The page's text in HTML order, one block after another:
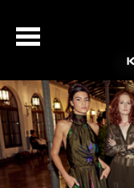
KATTI ZOÓB